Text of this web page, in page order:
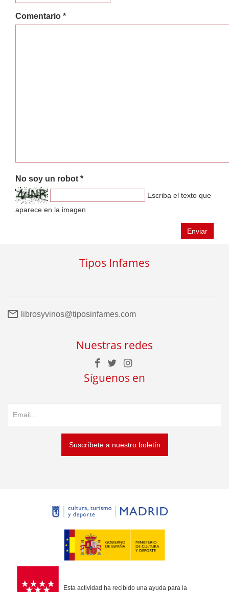
Comentario *
No soy un robot *
Escriba el texto que
aparece en la imagen
Enviar
Tipos Infames
librosyvinos@tiposinfames.com
Nuestras redes
Síguenos en
Suscríbete a nuestro boletín
Esta actividad ha recibido una ayuda para la